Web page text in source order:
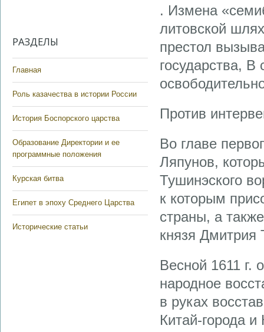
РАЗДЕЛЫ
Главная
Роль казачества в истории России
История Боспорского царства
Образование Директории и ее
программные положения
Курская битва
Египет в эпоху Среднего Царства
Исторические статьи
. Измена
литовской
престол
государства,
Против
Во главе
Ляпунов,
Тушинэского
к кото­рым
страны, а
князя Дмитрия
Весной 1611 г.
народное
в руках
Китай-города